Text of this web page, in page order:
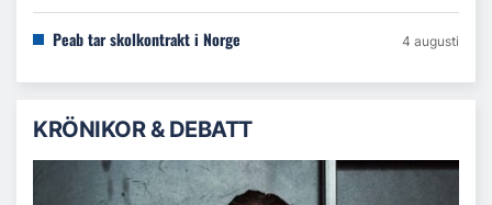
Peab tar skolkontrakt i Norge 4 augusti
KRÖNIKOR & DEBATT